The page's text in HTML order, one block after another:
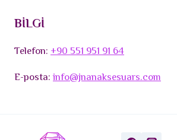
BİLGİ
Telefon:+90 551 951 91 64
E-posta:info@jnanaksesuars.com